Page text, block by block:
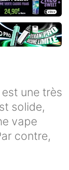
une très
solide,
vape
contre,